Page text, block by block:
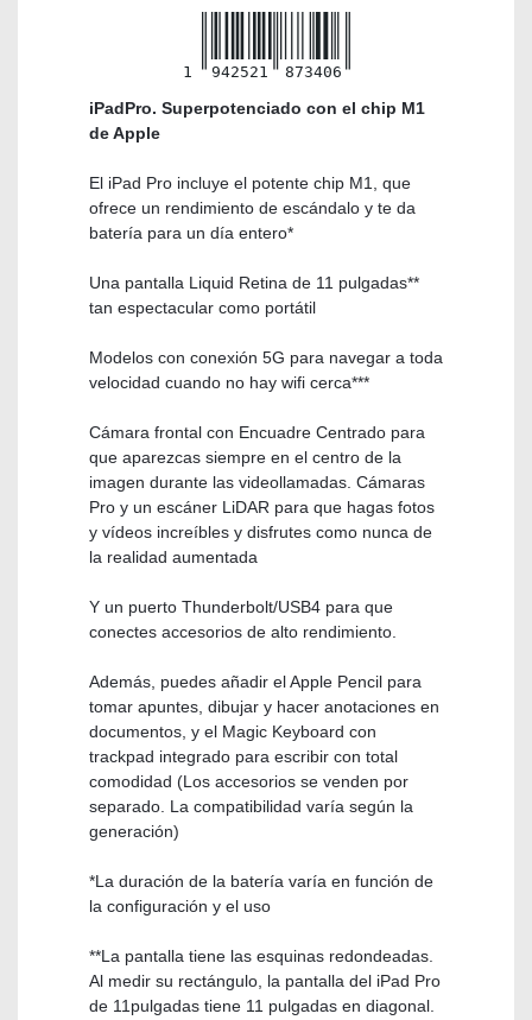
1 942521 873406
iPadPro. Superpotenciado con el chip M1
de Apple
El iPad Pro incluye el potente chip M1, que
ofrece un rendimiento de escándalo y te da
batería para un día entero*
Una pantalla Liquid Retina de 11 pulgadas**
tan espectacular como portátil
Modelos con conexión 5G para navegar a toda
velocidad cuando no hay wifi cerca***
Cámara frontal con Encuadre Centrado para
que aparezcas siempre en el centro de la
imagen durante las videollamadas. Cámaras
Pro y un escáner LiDAR para que hagas fotos
y vídeos increíbles y disfrutes como nunca de
la realidad aumentada
Y un puerto Thunderbolt/USB4 para que
conectes accesorios de alto rendimiento.
Además, puedes añadir el Apple Pencil para
tomar apuntes, dibujar y hacer anotaciones en
documentos, y el Magic Keyboard con
trackpad integrado para escribir con total
comodidad (Los accesorios se venden por
separado. La compatibilidad varía según la
generación)
*La duración de la batería varía en función de
la configuración y el uso
**La pantalla tiene las esquinas redondeadas.
Al medir su rectángulo, la pantalla del iPad Pro
de 11pulgadas tiene 11 pulgadas en diagonal.